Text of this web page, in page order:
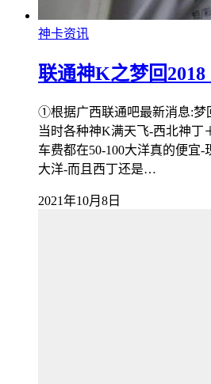
神卡资讯
联通神K之梦回2018
①根据广西联通吧最新消息:梦
当时各种神K满天飞-西北神丁
车费都在50-100大洋真的便宜
大洋-而且西丁还是…
2021年10月8日